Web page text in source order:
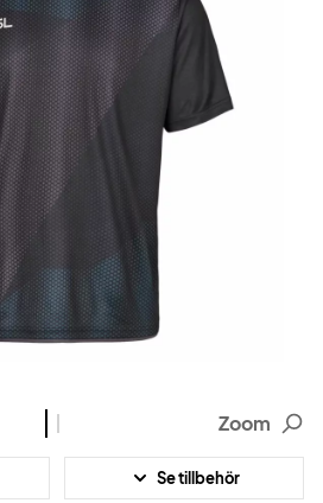
Zoom
Se tillbehör